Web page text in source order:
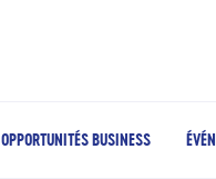
OPPORTUNITÉS BUSINESS